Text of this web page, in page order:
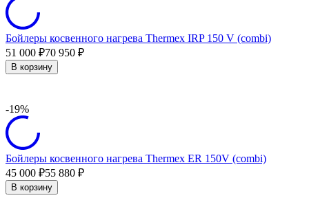
Бойлеры косвенного нагрева Thermex IRP 150 V (combi)
51 000 ₽70 950 ₽
В корзину
-19%
Бойлеры косвенного нагрева Thermex ER 150V (combi)
45 000 ₽55 880 ₽
В корзину